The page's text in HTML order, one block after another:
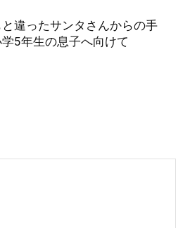
違ったサンタさんからの手
5年生の息子へ向けて